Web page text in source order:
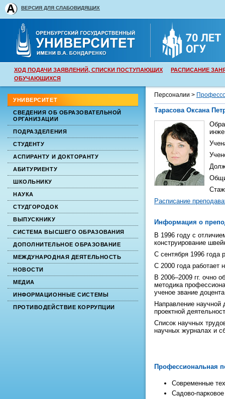
ВЕРСИЯ ДЛЯ СЛАБОВИДЯЩИХ
ХОД ПОДАЧИ ЗАЯВЛЕНИЙ, СПИСКИ ПОСТУПАЮЩИХ
РАСПИСАНИЕ
ОБУЧАЮЩИХСЯ
УНИВЕРСИТЕТ
СВЕДЕНИЯ ОБ ОБРАЗОВАТЕЛЬНОЙ
ОРГАНИЗАЦИИ
ПОДРАЗДЕЛЕНИЯ
СТУДЕНТУ
АСПИРАНТУ И ДОКТОРАНТУ
АБИТУРИЕНТУ
ШКОЛЬНИКУ
НАУКА
СТУДГОРОДОК
ВЫПУСКНИКУ
СИСТЕМА ВЫСШЕГО ОБРАЗОВАНИЯ
ДОПОЛНИТЕЛЬНОЕ ОБРАЗОВАНИЕ
МЕЖДУНАРОДНАЯ ДЕЯТЕЛЬНОСТЬ
НОВОСТИ
МЕДИА
ИНФОРМАЦИОННЫЕ СИСТЕМЫ
ПРОТИВОДЕЙСТВИЕ КОРРУПЦИИ
Персоналии >
Тарасова Оксана
Расписание
Информация о
В 1996 году с
конструирование
С сентября 1996 года
С 2000 года работает
В 2006–2009 гг. очно
методика
ученое звание
Направление научной
проектной
Список научных
научных журналах и
Профессиональная
Современные
Садово-